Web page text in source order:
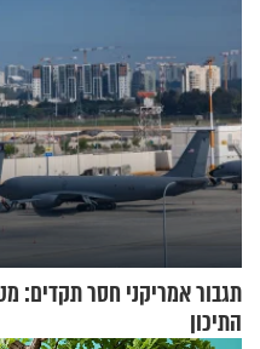
תגבור אמריקני חסר תקדים:
התיכון